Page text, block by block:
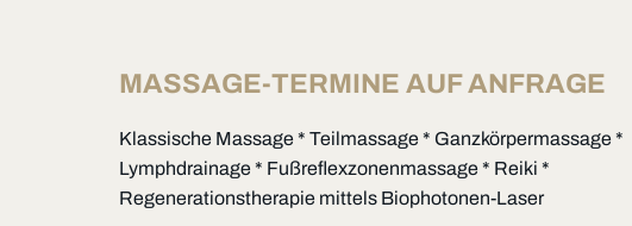
MASSAGE-TERMINE AUF ANFRAGE
Klassische Massage * Teilmassage * Ganzkörpermassage *
Lymphdrainage * Fußreflexzonenmassage * Reiki *
Regenerationstherapie mittels Biophotonen-Laser